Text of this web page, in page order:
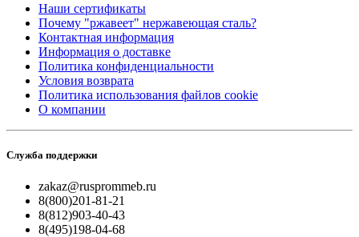
Наши сертификаты
Почему "ржавеет" нержавеющая сталь?
Контактная информация
Информация о доставке
Политика конфиденциальности
Условия возврата
Политика использования файлов cookie
О компании
Служба поддержки
zakaz@rusprommeb.ru
8(800)201-81-21
8(812)903-40-43
8(495)198-04-68